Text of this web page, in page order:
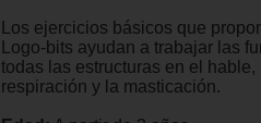
Los ejercicios básicos que
Logo-bits ayudan a trabajar las
todas las estructuras en el
respiración y la masticación.